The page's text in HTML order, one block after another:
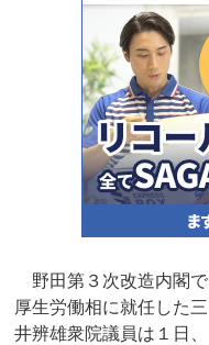
野田第３次改造内閣で
厚生労働相に就任した三
井辨雄衆院議員は１日、